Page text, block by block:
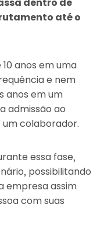
até o
anos em uma
e nem
anos em um
admissão ao
colaborador.
essa fase,
possibilitando
empresa assim
com suas